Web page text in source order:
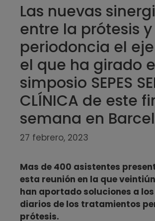
Las nuevas
entre la prótesis
periodoncia el
el que ha girado
simposio SEPES
CLÍNICA de este
semana en
27 febrero, 2023
Mas de 400 asistentes
esta reunión en la que
han aportado soluciones a
diarios de los tratamientos
prótesis.